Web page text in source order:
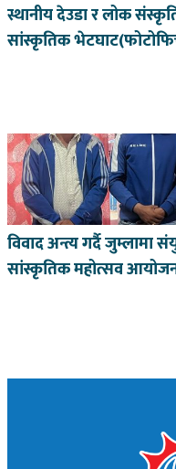
स्थानीय देउडा र लोक
सांस्कृतिक
विवाद अन्त्य गर्दै जुम्लामा
सांस्कृतिक महोत्सव